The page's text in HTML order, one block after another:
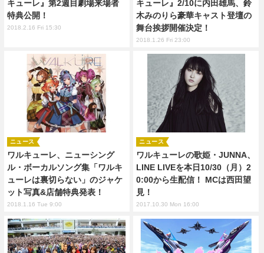
キューレ』第2週目劇場来場者
特典公開！
2018.2.16 Fri 15:30
キューレ』2/10に内⽥雄⾺、鈴
⽊みのりら豪華キャスト登壇の
舞台挨拶開催決定！
2018.1.26 Fri 23:00
ワルキューレ、ニューシング
ル・ボーカルソング集「ワルキ
ューレは裏切らない」のジャケ
ット写真&店舗特典発表！
ニュース
2018.1.16 Tue 9:00
ワルキューレの歌姫・JUNNA、
LINE LIVEを本日10/30（月）2
0:00から生配信！ MCは西田望
見！
ニュース
2017.10.30 Mon 16:00